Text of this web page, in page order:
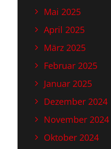
Mai 2025
April 2025
März 2025
Februar 2025
Januar 2025
Dezember 2024
November 2024
Oktober 2024